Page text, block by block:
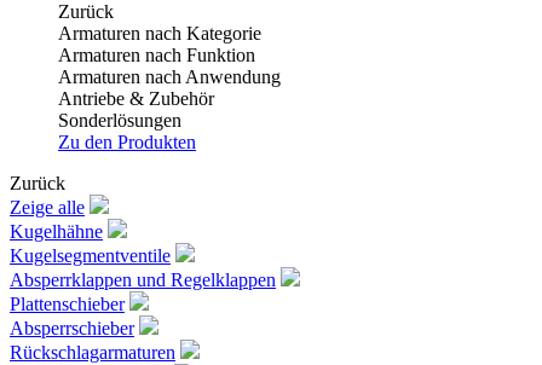
Zurück
Armaturen nach Kategorie
Armaturen nach Funktion
Armaturen nach Anwendung
Antriebe & Zubehör
Sonderlösungen
Zu den Produkten
Zurück
Zeige alle
Kugelhähne
Kugelsegmentventile
Absperrklappen und Regelklappen
Plattenschieber
Absperrschieber
Rückschlagarmaturen